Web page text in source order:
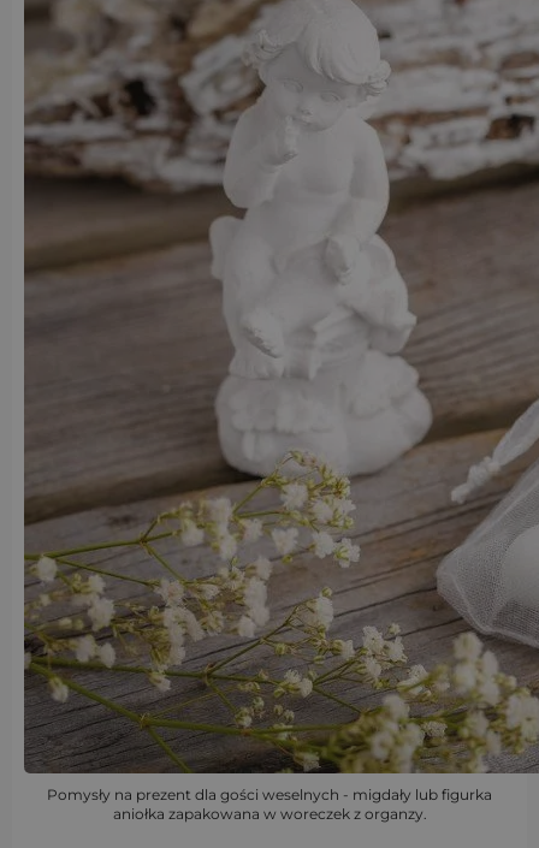
Pomysły na prezent dla gości weselnych - migdały lub figurka
aniołka zapakowana w woreczek z organzy.